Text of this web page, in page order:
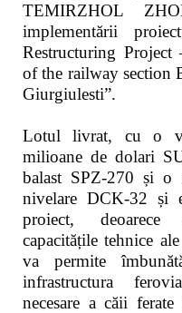
TEMIRZHOL
implementării
Restructuring
of the railway section
Giurgiulesti”.
Lotul livrat, cu o
milioane de dolari
balast SPZ-270 și o
nivelare DCK-32 și
proiect, deoarece
capacitățile tehnice
va permite
infrastructura
necesare a căii